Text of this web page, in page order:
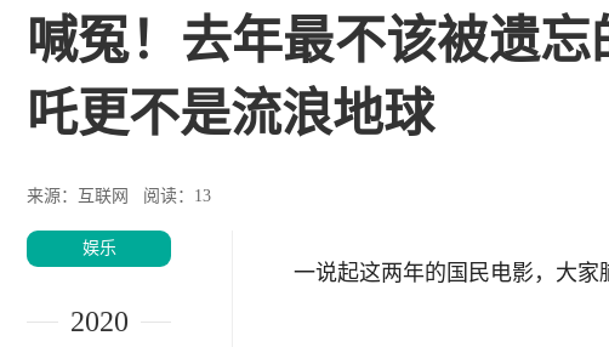
喊冤！去年最不该被遗
吒更不是流浪地球
来源：互联网 阅读：13
娱乐
2020
一说起这两年的国民电影，大家